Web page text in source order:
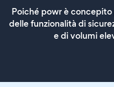
Poiché powr è
delle funzionalità di
e di volumi